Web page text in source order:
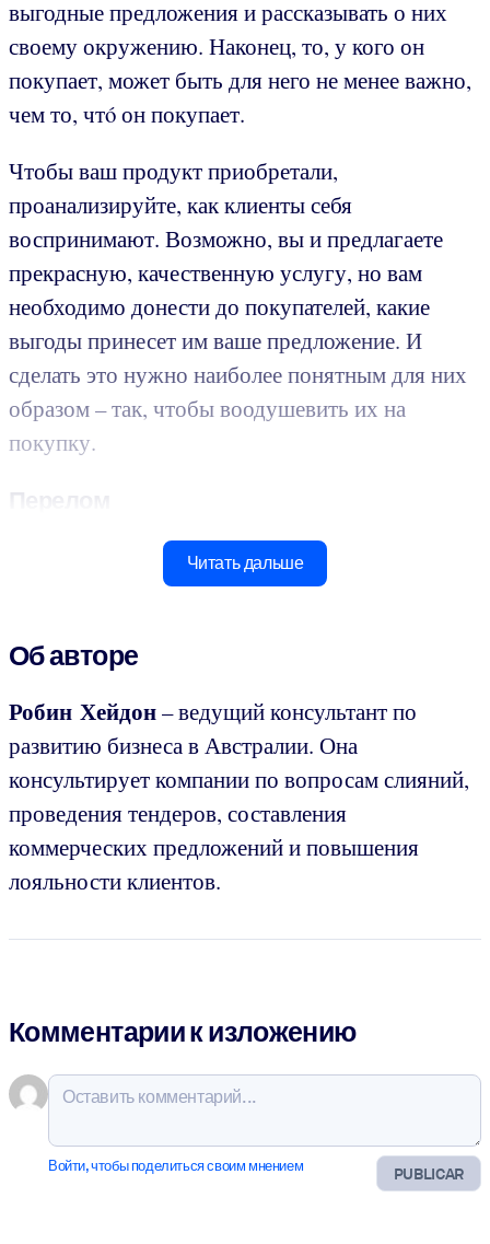
выгодные предложения и рассказывать о них
своему окружению. Наконец, то, у кого он
покупает, может быть для него не менее важно,
чем то, чтó он покупает.
Чтобы ваш продукт приобретали,
проанализируйте, как клиенты себя
воспринимают. Возможно, вы и предлагаете
прекрасную, качественную услугу, но вам
необходимо донести до покупателей, какие
выгоды принесет им ваше предложение. И
сделать это нужно наиболее понятным для них
образом – так, чтобы воодушевить их на
покупку.
Перелом
Читать дальше
Об авторе
Робин Хейдон– ведущий консультант по
развитию бизнеса в Австралии. Она
консультирует компании по вопросам слияний,
проведения тендеров, составления
коммерческих предложений и повышения
лояльности клиентов.
Комментарии к изложению
PUBLICAR
Войти, чтобы поделиться своим мнением